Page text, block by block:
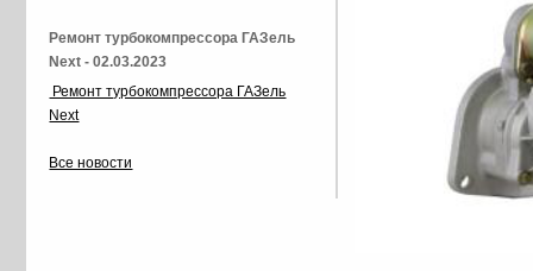
Ремонт турбокомпрессора ГАЗель
Next - 02.03.2023
Ремонт турбокомпрессора ГАЗель
Next
Все новости